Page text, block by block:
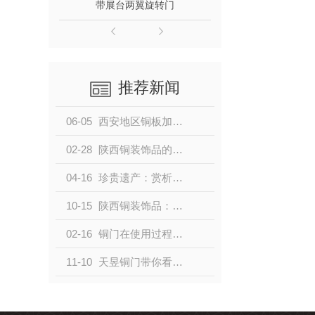
带展台两翼旋转门
推荐新闻
06-05 西安地区铜板加工企业优势与竞争力解析
02-28 陕西铜装饰品的历史渊源与文化内涵
04-16 珍贵遗产：赏析陕西传统铜装饰品
10-15 陕西铜装饰品：传承千年的精美工艺品
02-16 铜门在使用过程中应注意什么问题？
11-10 天昱铜门带你看自动门有哪几种类型？